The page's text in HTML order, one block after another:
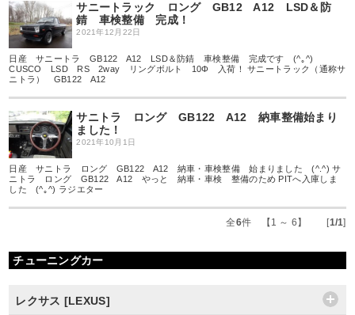
サニートラック ロング GB12 A12 LSD＆防
錆 車検整備 完成！
2021年12月22日
日産 サニートラ GB122 A12 LSD＆防錆 車検整備 完成です (^｡^)
CUSCO LSD RS 2way リングボルト 10Φ 入荷！ サニートラック（通称サ
ニトラ） GB122 A12
サニトラ ロング GB122 A12 納車整備始まり
ました！
2021年10月1日
日産 サニトラ ロング GB122 A12 納車・車検整備 始まりました (^.^) サ
ニトラ ロング GB122 A12 やっと 納車・車検 整備のため PITへ入庫しま
した (^｡^) ラジエター
全6件 【1 ～ 6】 [1/1]
チューニングカー
レクサス [LEXUS]